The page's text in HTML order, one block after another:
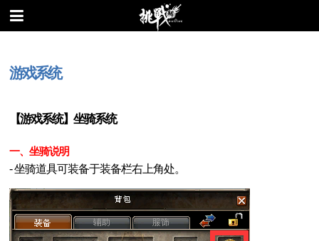
游戏系统
【游戏系统】坐骑系统
一、坐骑说明
- 坐骑道具可装备于装备栏右上角处。